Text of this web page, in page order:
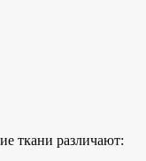
ткани различают: